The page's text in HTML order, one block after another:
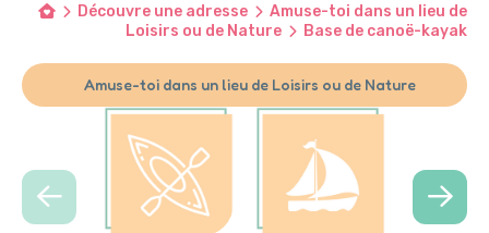
Découvre une adresse
Amuse-toi dans un lieu de
Loisirs ou de Nature
Base de canoë-kayak
Amuse-toi dans un lieu de Loisirs ou de Nature